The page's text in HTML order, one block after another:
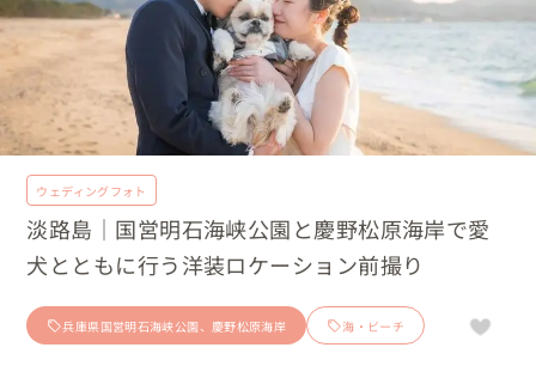
ウェディングフォト
淡路島｜国営明石海峡公園と慶野松原海岸で愛
犬とともに行う洋装ロケーション前撮り
兵庫県国営明石海峡公園、慶野松原海岸 海・ビーチ